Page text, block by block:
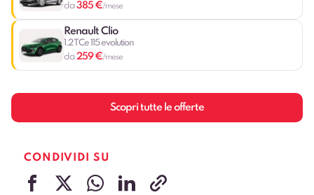
da385 €/mese
Renault Clio
1.2 TCe 115 evolution
da259 €/mese
Scopri tutte le offerte
CONDIVIDI SU